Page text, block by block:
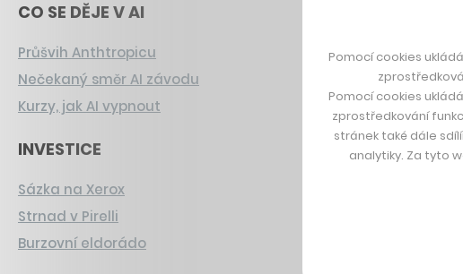
CO SE DĚJE V AI
Průšvih Anthtropicu
Nečekaný směr AI závodu
Kurzy, jak AI vypnout
INVESTICE
Sázka na Xerox
Strnad v Pirelli
Burzovní eldorádo
Pomocí cookies
Pomocí cookies
zprostředkování
stránek také dále
analytiky. Za tyto